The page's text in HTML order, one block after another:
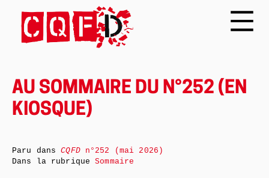
AU SOMMAIRE DU N°252 (EN
KIOSQUE)
Paru dansCQFDn°252 (mai 2026)
Dans la rubriqueSommaire